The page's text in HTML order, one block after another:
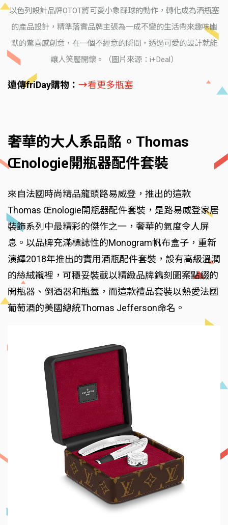
以色列設計品牌OTOT將可愛小象踩球的動作，轉化成為酒瓶塞
的產品設計，精準落實品牌主張為一成不變的生活帶來趣味幽
默的驚喜感創意，在一個不經意的瞬間，透過可愛的設計就能
讓人笑靨開懷。（圖片來源：i+Deal）
遠傳friDay購物： →看更多瓶塞
奢華的大人系品酩。Thomas
Œnologie開瓶器配件套裝
來自法國時尚精品龍頭路易威登，推出的這款
Thomas Œnologie開瓶器配件套裝，是路易威登家居
裝飾系列中最精彩的傑作之一，奢華的氣度令人屏
息。以品牌充滿標誌性的Monogram帆布盒子，重新
演繹2018年推出的實用酒瓶配件套裝，設有高級溫潤
的絲絨襯裡，可穩妥裝載以精緻品牌鐫刻圖案點綴的
開瓶器、倒酒器和瓶蓋，而這款禮品套裝以熱愛法國
葡萄酒的美國總統Thomas Jefferson命名。